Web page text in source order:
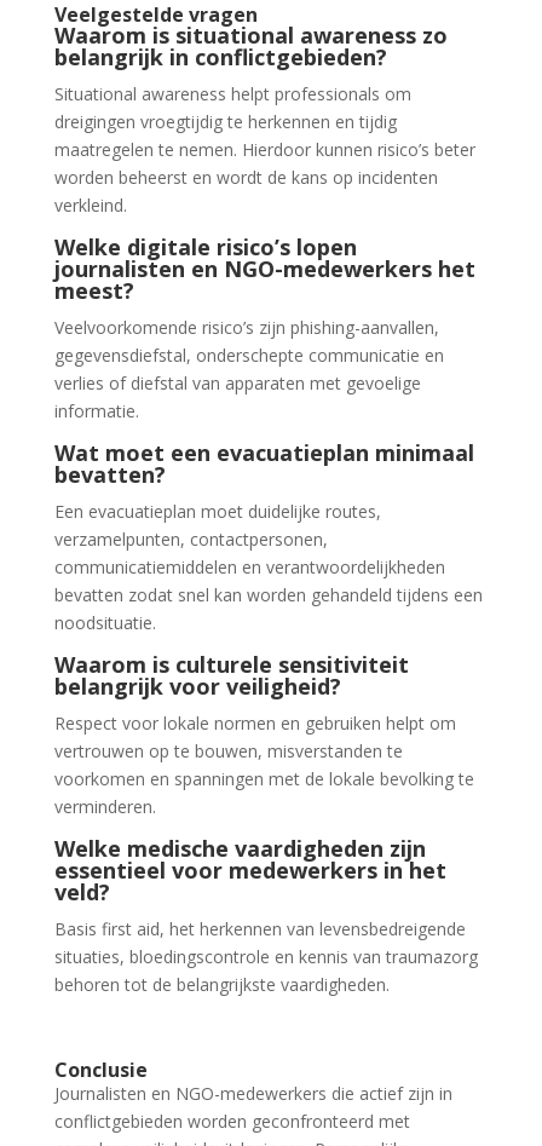
Veelgestelde vragen
Waarom is situational awareness zo
belangrijk in conflictgebieden?
Situational awareness helpt professionals om
dreigingen vroegtijdig te herkennen en tijdig
maatregelen te nemen. Hierdoor kunnen risico’s beter
worden beheerst en wordt de kans op incidenten
verkleind.
Welke digitale risico’s lopen
journalisten en NGO-medewerkers het
meest?
Veelvoorkomende risico’s zijn phishing-aanvallen,
gegevensdiefstal, onderschepte communicatie en
verlies of diefstal van apparaten met gevoelige
informatie.
Wat moet een evacuatieplan minimaal
bevatten?
Een evacuatieplan moet duidelijke routes,
verzamelpunten, contactpersonen,
communicatiemiddelen en verantwoordelijkheden
bevatten zodat snel kan worden gehandeld tijdens een
noodsituatie.
Waarom is culturele sensitiviteit
belangrijk voor veiligheid?
Respect voor lokale normen en gebruiken helpt om
vertrouwen op te bouwen, misverstanden te
voorkomen en spanningen met de lokale bevolking te
verminderen.
Welke medische vaardigheden zijn
essentieel voor medewerkers in het
veld?
Basis first aid, het herkennen van levensbedreigende
situaties, bloedingscontrole en kennis van traumazorg
behoren tot de belangrijkste vaardigheden.
Conclusie
Journalisten en NGO-medewerkers die actief zijn in
conflictgebieden worden geconfronteerd met